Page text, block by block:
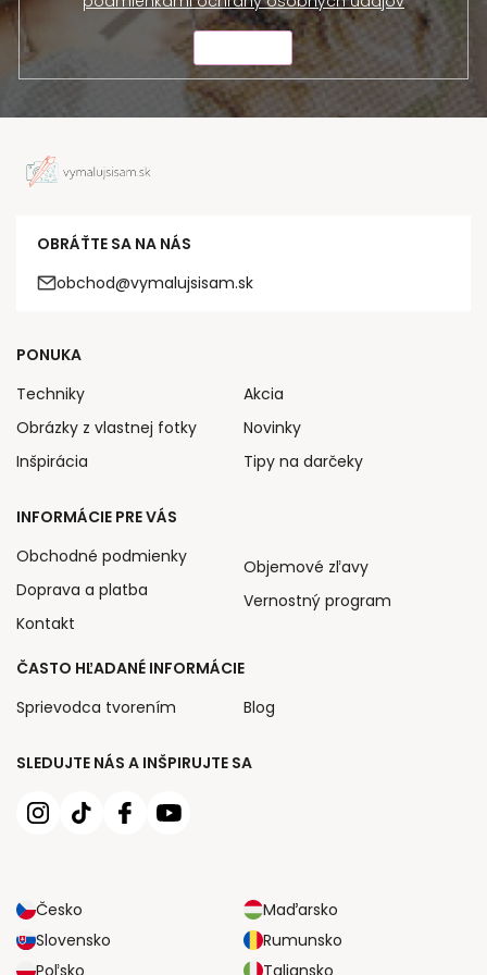
OBRÁŤTE SA NA NÁS
obchod@vymalujsisam.sk
SLEDUJTE NÁS A INŠPIRUJTE SA
Česko
Maďarsko
Slovensko
Rumunsko
PONUKA
Techniky
Obrázky z vlastnej fotky
Inšpirácia
Akcia
Novinky
Tipy na darčeky
INFORMÁCIE PRE VÁS
Obchodné podmienky
Doprava a platba
Kontakt
Objemové zľavy
Vernostný program
ČASTO HĽADANÉ INFORMÁCIE
Sprievodca tvorením
Blog